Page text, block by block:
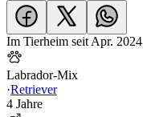
Im Tierheim seit Apr. 2024
Labrador-Mix
·Retriever
4 Jahre